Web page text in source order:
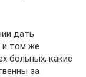
дать
и том же
больных, какие
за